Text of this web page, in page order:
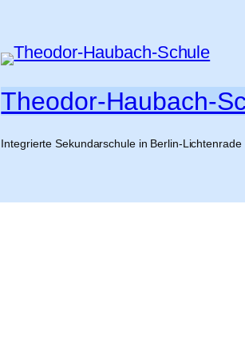
Theodor-Haubach-
Integrierte Sekundarschule in Berlin-Lichtenrade